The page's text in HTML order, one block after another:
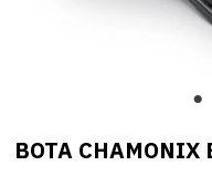
BOTA